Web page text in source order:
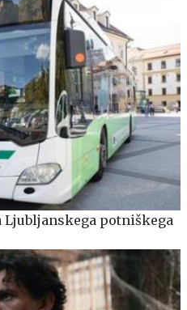
Ljubljanskega potniškega